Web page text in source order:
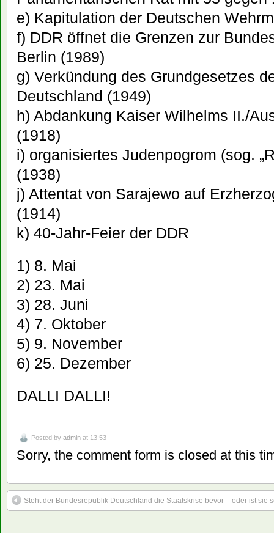
e) Kapitulation der Deutschen
f) DDR öffnet die Grenzen zur
Berlin (1989)
g) Verkündung des Grundgesetzes
Deutschland (1949)
h) Abdankung Kaiser Wilhelms II./
(1918)
i) organisiertes Judenpogrom (sog.
(1938)
j) Attentat von Sarajewo auf
(1914)
k) 40-Jahr-Feier der DDR
1) 8. Mai
2) 23. Mai
3) 28. Juni
4) 7. Oktober
5) 9. November
6) 25. Dezember
DALLI DALLI!
Posted by admin at 13:53
Sorry, the comment form is closed at this
Steht der Bundesrepublik Deutschland die Staatskrise bevor – oder ist sie